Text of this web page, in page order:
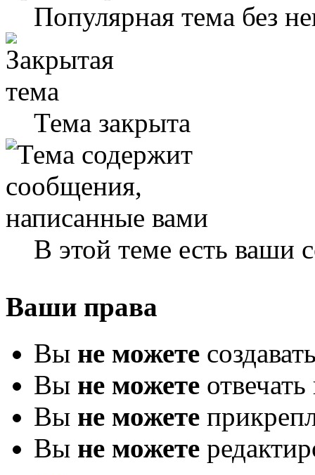
Популярная тема без
Тема закрыта
В этой теме есть ваши
Ваши права
Вы не можете
Вы не можете
Вы не можете
Вы не можете